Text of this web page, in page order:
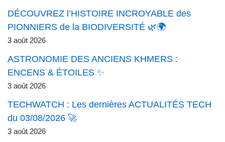
DÉCOUVREZ l’HISTOIRE INCROYABLE des
PIONNIERS de la BIODIVERSITÉ 🌿🌍
3 août 2026
ASTRONOMIE DES ANCIENS KHMERS :
ENCENS & ÉTOILES ✨
3 août 2026
TECHWATCH : Les dernières ACTUALITÉS TECH
du 03/08/2026 🚀
3 août 2026